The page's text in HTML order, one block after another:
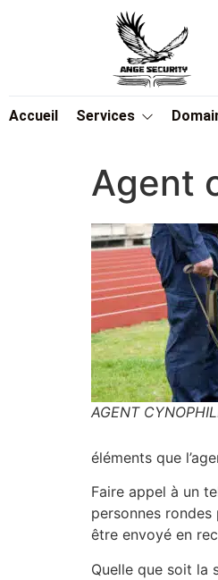
Accueil Services
Agent
AGENT
éléments que
Faire appel à un
personnes
être envoyé en
Quelle que soit la